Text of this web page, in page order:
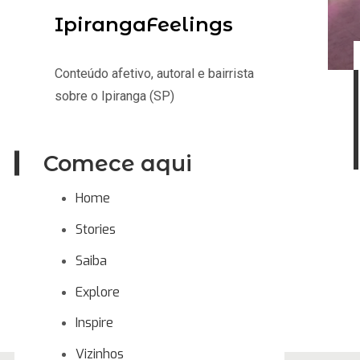
IpirangaFeelings
Conteúdo afetivo, autoral e bairrista
sobre o Ipiranga (SP)
Comece aqui
Home
Stories
Saiba
Explore
Inspire
Vizinhos